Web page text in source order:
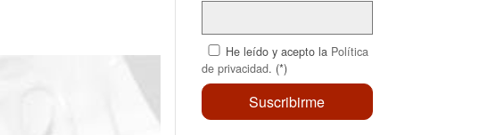
He leído y acepto la Política
de privacidad. (*)